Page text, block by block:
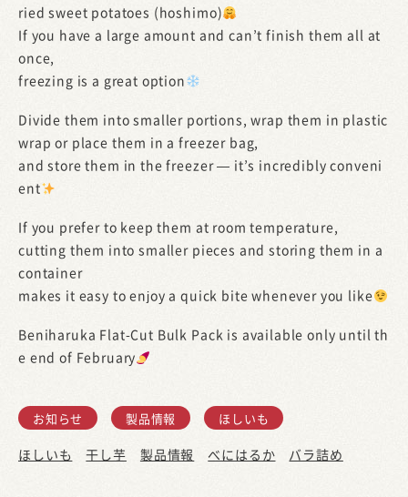
ried sweet potatoes (hoshimo)
If you have a large amount and can’t finish them all at
once,
freezing is a great option
Divide them into smaller portions, wrap them in plastic
wrap or place them in a freezer bag,
and store them in the freezer — it’s incredibly conveni
ent
If you prefer to keep them at room temperature,
cutting them into smaller pieces and storing them in a
container
makes it easy to enjoy a quick bite whenever you like
Beniharuka Flat-Cut Bulk Pack is available only until th
e end of February
お知らせ 製品情報 ほしいも
ほしいも 干し芋 製品情報 べにはるか バラ詰め